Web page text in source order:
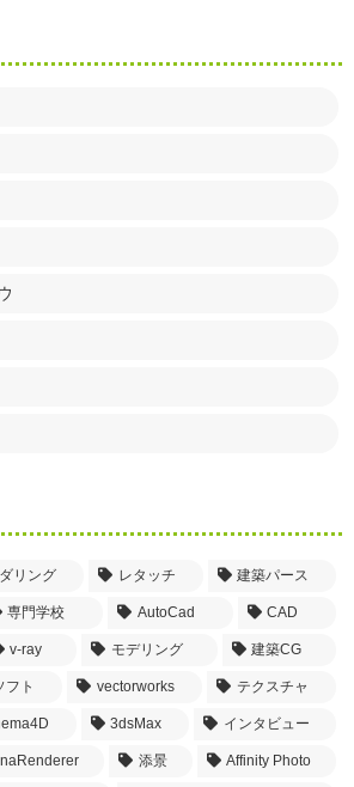
リング レタッチ 建築パース
専門学校 AutoCad CAD
v-ray モデリング 建築CG
フト vectorworks テクスチャ
3dsMax インタビュー
添景 Affinity Photo